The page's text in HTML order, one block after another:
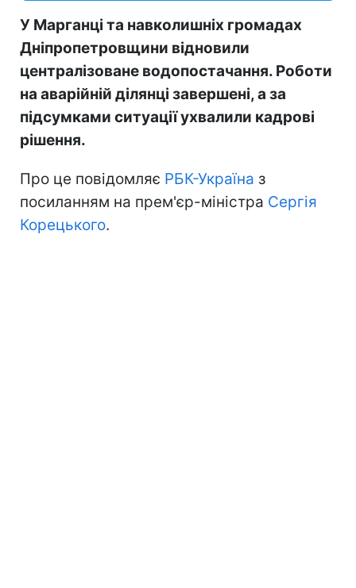
У Марганці та навколишніх громадах
Дніпропетровщини відновили
централізоване водопостачання. Роботи
на аварійній ділянці завершені, а за
підсумками ситуації ухвалили кадрові
рішення.
Про це повідомляє РБК-Україна з
посиланням на прем'єр-міністра Сергія
Корецького.